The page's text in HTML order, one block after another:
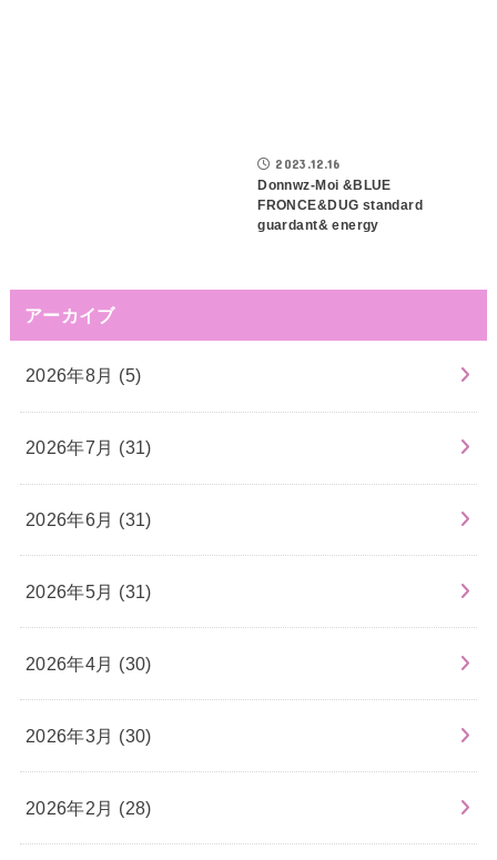
2023.12.16
Donnwz-Moi &BLUE
FRONCE&DUG standard
guardant& energy
アーカイブ
2026年8月 (5)
2026年7月 (31)
2026年6月 (31)
2026年5月 (31)
2026年4月 (30)
2026年3月 (30)
2026年2月 (28)